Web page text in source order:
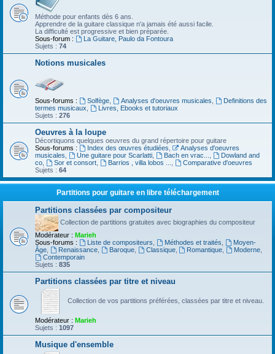
Méthode pour enfants dès 6 ans.
Apprendre de la guitare classique n'a jamais été aussi facile.
La difficulté est progressive et bien préparée.
Sous-forum :
La Guitare, Paulo da Fontoura
Sujets : 74
Notions musicales
Sous-forums : Solfège, Analyses d'oeuvres musicales
Definitions des
termes musicaux
Livres, Ebooks et tutoriaux
Sujets : 276
Oeuvres à la loupe
Décortiquons quelques oeuvres du grand répertoire pour guitare
Sous-forums :
Index des œuvres étudiées
Analyses d'oeuvres
musicales
Une guitare pour Scarlatti, Bach en vrac...
Dowland and
co
Sor et consort, Barrios , villa lobos ...
Comparative d'oeuvres
Sujets : 64
Partitions pour guitare en libre téléchargement
Partitions classées par compositeur
Collection de partitions gratuites avec biographies du compositeur
Modérateur : Marieh
Sous-forums :
Liste de compositeurs Méthodes et traités
Moyen-
Âge
Renaissance, Baroque, Classique, Romantique Moderne
Contemporain
Sujets : 835
Partitions classées par titre et niveau
Collection de vos partitions préférées, classées par titre et niveau.
Modérateur : Marieh
Sujets : 1097
Musique d'ensemble